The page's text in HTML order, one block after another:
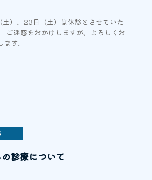
土）、23日（土）は休診とさせていた
ご迷惑をおかけしますが、よろしくお
す。
診療について